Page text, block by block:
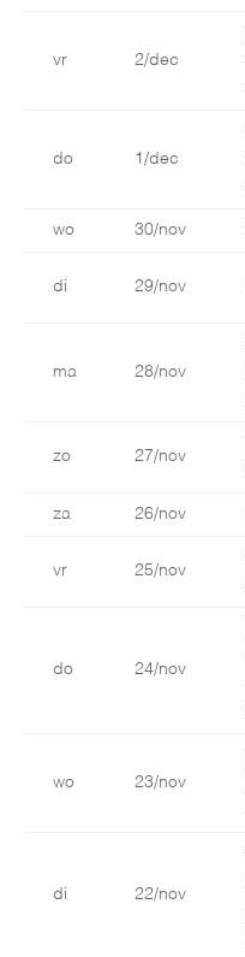
vr 2/dec
do 1/dec
wo 30/nov
di 29/nov
ma 28/nov
zo 27/nov
za 26/nov
vr 25/nov
do 24/nov
wo 23/nov
di 22/nov